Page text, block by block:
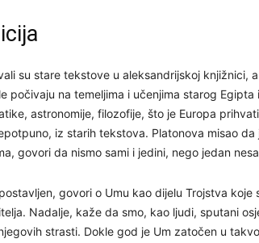
su stare tekstove u aleksandrijskoj knjižnici,
počivaju na temeljima i učenjima starog
astronomije, filozofije, što je Europa
iz starih tekstova. Platonova misao da
govori da nismo sami i jedini, nego jedan
govori o Umu kao dijelu Trojstva koje
Nadalje, kaže da smo, kao ljudi, sputani
strasti. Dokle god je Um zatočen u